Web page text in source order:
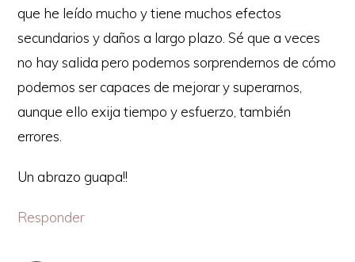
que he leído mucho y tiene muchos efectos
secundarios y daños a largo plazo. Sé que a veces
no hay salida pero podemos sorprendernos de cómo
podemos ser capaces de mejorar y superarnos,
aunque ello exija tiempo y esfuerzo, también
errores.
Un abrazo guapa!!
Responder